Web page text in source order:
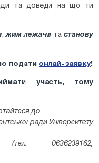
та доведи на що ти
,жим лежачи та станову
подати онлай-заявку!
участь, тому
до
ради Університету
(тел. 0636239162,